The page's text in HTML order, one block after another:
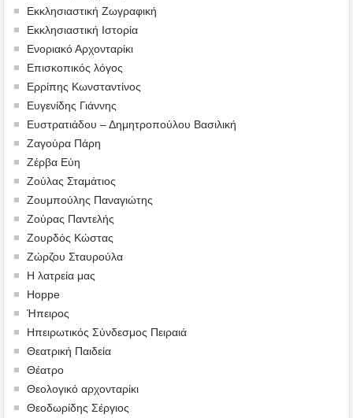
Εκκλησιαστική Ζωγραφική
Εκκλησιαστική Ιστορία
Ενοριακό Αρχονταρίκι
Επισκοπικός λόγος
Ερρίπης Κωνσταντίνος
Ευγενίδης Γιάννης
Ευστρατιάδου – Δημητροπούλου Βασιλική
Ζαγούρα Πάρη
Ζέρβα Εύη
Ζούλας Σταμάτιος
Ζουμπούλης Παναγιώτης
Ζούρας Παντελής
Ζουρδός Κώστας
Ζώρζου Σταυρούλα
Η λατρεία μας
Hoppe
Ήπειρος
Ηπειρωτικός Σύνδεσμος Πειραιά
Θεατρική Παιδεία
Θέατρο
Θεολογικό αρχονταρίκι
Θεοδωρίδης Σέργιος